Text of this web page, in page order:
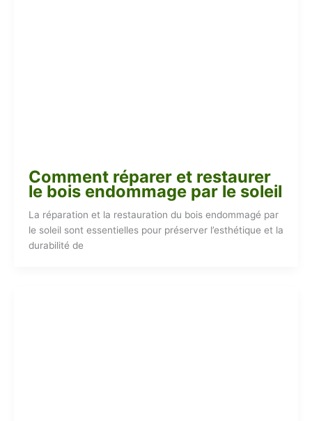
Comment réparer et restaurer
le bois endommage par le soleil
La réparation et la restauration du bois endommagé par
le soleil sont essentielles pour préserver l’esthétique et la
durabilité de